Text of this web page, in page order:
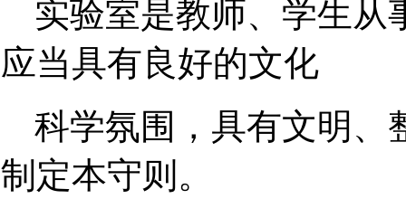
实验室是教师、学生从
应当具有良好的文化
科学氛围，具有文明、
制定本守则。